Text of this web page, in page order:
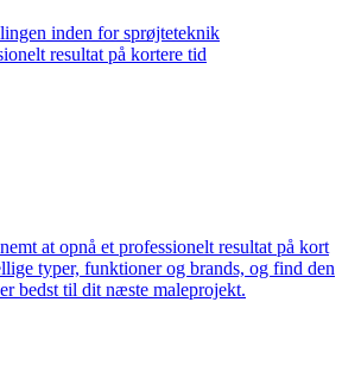
inden for sprøjteteknik
resultat på kortere tid
at opnå et professionelt resultat på kort
typer, funktioner og brands, og find den
bedst til dit næste maleprojekt.